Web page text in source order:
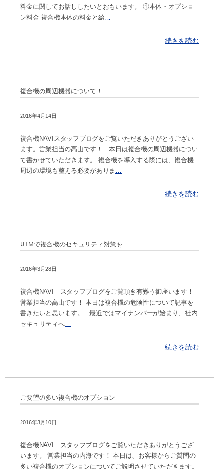
料金に関してお話ししたいとおもいます。 ①本体・オプショ
ン料金 複合機本体の料金と給…
続きを読む
複合機の周辺機器について！
2016年4月14日
複合機NAVIスタッフブログをご覧いただきありがとうござい
ます。営業担当の高山です！ 本日は複合機の周辺機器につい
て書かせていただきます。 複合機を導入する際には、複合機
周辺の環境も整える必要がありま …
続きを読む
UTMで複合機のセキュリティ対策を
2016年3月28日
複合機NAVI スタッフブログをご覧頂き有難う御座います！
営業担当の高山です！ 本日は複合機の危険性について記事を
書きたいと思います。 最近ではマイナンバーが始まり、社内
セキュリティへ…
続きを読む
ご要望の多い複合機のオプション
2016年3月10日
複合機NAVI スタッフブログをご覧いただきありがとうござ
います。 営業担当の内海です！ 本日は、お客様からご質問の
多い複合機のオプションについてご説明させていただきます。